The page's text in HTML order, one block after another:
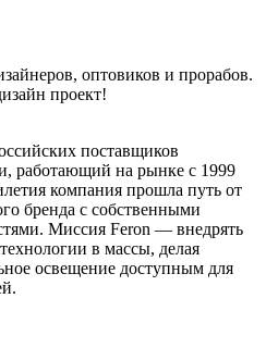
оптовиков и прорабов.
проект!
поставщиков
работающий на рынке с 1999
компания прошла путь от
бренда с собственными
Миссия Feron — внедрять
в массы, делая
освещение доступным для